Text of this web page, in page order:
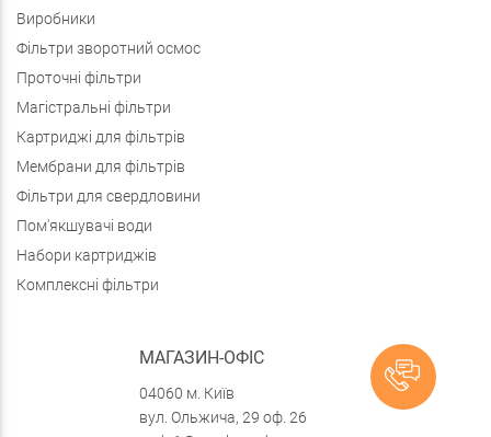
Виробники
Фільтри зворотний осмос
Проточні фільтри
Магістральні фільтри
Картриджі для фільтрів
Мембрани для фільтрів
Фільтри для свердловини
Пом'якшувачі води
Набори картриджів
Комплексні фільтри
МАГАЗИН-ОФІС
04060 м. Київ
вул. Ольжича, 29 оф. 26